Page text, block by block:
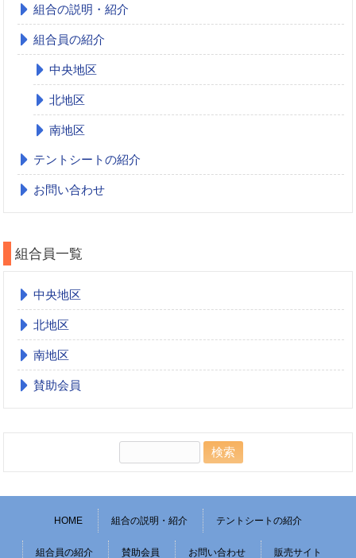
組合の説明・紹介
組合員の紹介
中央地区
北地区
南地区
テントシートの紹介
お問い合わせ
組合員一覧
中央地区
北地区
南地区
賛助会員
HOME 組合の説明・紹介 テントシートの紹介
組合員の紹介 賛助会員 お問い合わせ 販売サイト